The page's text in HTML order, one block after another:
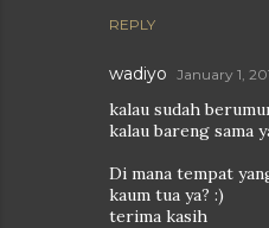
REPLY
wadiyo January 1,
kalau sudah
kalau bareng sama
Di mana tempat
kaum tua ya? :)
terima kasih